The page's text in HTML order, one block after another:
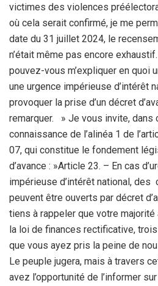
victimes des violences
où cela serait confirmé, je me
date du 31 juillet 2024, le
n’était même pas encore
pouvez-vous m’expliquer en quoi
une urgence impérieuse d’intérêt
provoquer la prise d’un décret
remarquer. » Je vous invite, dans
connaissance de l’alinéa 1 de
07, qui constitue le fondement
d’avance : »Article 23. – En cas
impérieuse d’intérêt national,
peuvent être ouverts par décret
tiens à rappeler que votre
la loi de finances rectificative,
que vous ayez pris la peine de
Le peuple jugera, mais à travers
avez l’opportunité de l’informer